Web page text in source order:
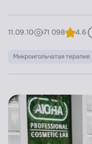
11.09.10 71 098 4.6
Микроигольчатая терапия